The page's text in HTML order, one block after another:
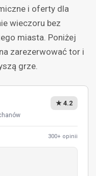
i oferty dla
wieczoru bez
miasta. Poniżej
zarezerwować tor i
grze.
★ 4.2
300+ opinii